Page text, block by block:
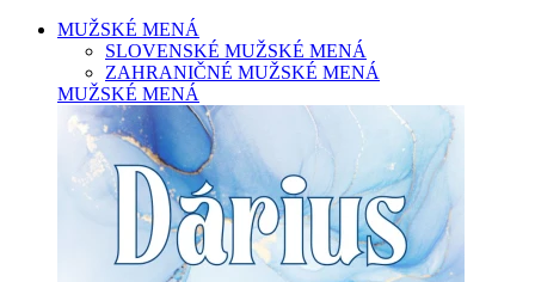
MUŽSKÉ MENÁ
SLOVENSKÉ MUŽSKÉ MENÁ
ZAHRANIČNÉ MUŽSKÉ MENÁ
MUŽSKÉ MENÁ